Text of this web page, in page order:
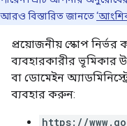
আরও বিস্তারিত জানতে
প্রয়োজনীয় স্কোপ
ব্যবহারকারীর ভূমিকার
বা ডোমেইন
ব্যবহার করুন:
https://